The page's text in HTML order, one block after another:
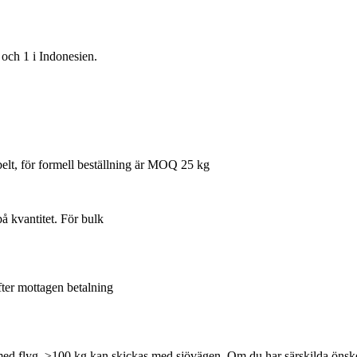
1 i Indonesien.
för formell beställning är MOQ 25 kg
kvantitet. För bulk
mottagen betalning